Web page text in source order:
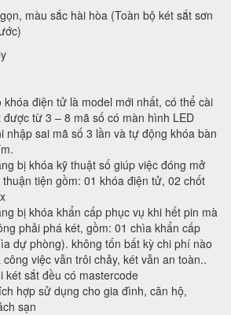
màu sắc hài hòa (Toàn bộ két sắt sơn
khóa điện tử là model mới nhất, có thể cài
được từ 3 – 8 mã số có màn hình LED
nhập sai mã số 3 lần và tự động khóa bàn
bị khóa kỹ thuật số giúp việc đóng mở
thuận tiện gồm: 01 khóa điện tử, 02 chốt
bị khóa khẩn cấp phục vụ khi hết pin mà
phải phá két, gồm: 01 chìa khẩn cấp
dự phòng). không tốn bất kỳ chi phí nào
công việc vẫn trôi chảy, két vẫn an toàn..
két sắt đều có mastercode
hợp sử dụng cho gia đình, căn hộ,
sạn